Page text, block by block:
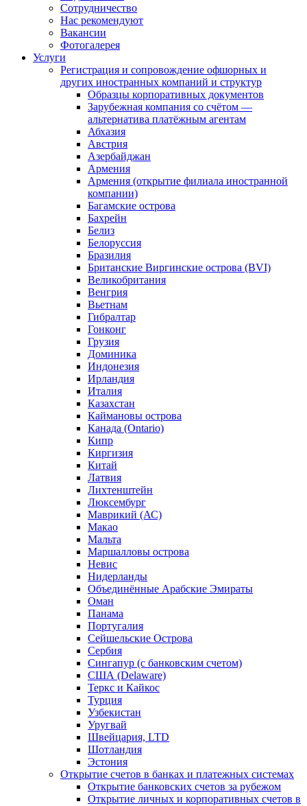
Сотрудничество
Нас рекомендуют
Вакансии
Фотогалерея
Услуги
Регистрация и сопровождение офшорных и
других иностранных компаний и структур
Образцы корпоративных документов
Зарубежная компания со счётом —
альтернатива платёжным агентам
Абхазия
Австрия
Азербайджан
Армения
Армения (открытие филиала иностранной
компании)
Багамские острова
Бахрейн
Белиз
Белоруссия
Бразилия
Британские Виргинские острова (BVI)
Великобритания
Венгрия
Вьетнам
Гибралтар
Гонконг
Грузия
Доминика
Индонезия
Ирландия
Италия
Казахстан
Каймановы острова
Канада (Ontario)
Кипр
Киргизия
Китай
Латвия
Лихтенштейн
Люксембург
Маврикий (АС)
Макао
Мальта
Маршалловы острова
Нeвис
Нидерланды
Объединённые Арабские Эмираты
Оман
Панама
Португалия
Сейшельские Острова
Сербия
Сингапур (c банковским счетом)
США (Delaware)
Теркс и Кайкос
Турция
Узбекистан
Уругвай
Швейцария, LTD
Шотландия
Эстония
Открытие счетов в банках и платежных системах
Открытие банковских счетов за рубежом
Открытие личных и корпоративных счетов в